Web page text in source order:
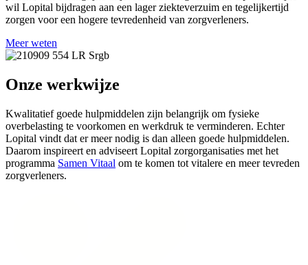
wil Lopital bijdragen aan een lager ziekteverzuim en tegelijkertijd
zorgen voor een hogere tevredenheid van zorgverleners.
Meer weten
Onze werkwijze
Kwalitatief goede hulpmiddelen zijn belangrijk om fysieke
overbelasting te voorkomen en werkdruk te verminderen. Echter
Lopital vindt dat er meer nodig is dan alleen goede hulpmiddelen.
Daarom inspireert en adviseert Lopital zorgorganisaties met het
programma Samen Vitaal om te komen tot vitalere en meer tevreden
zorgverleners.